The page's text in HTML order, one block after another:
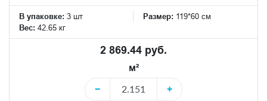
В упаковке: 3 шт Размер: 119*60 см
Вес: 42.65 кг
2 869.44 руб.
м²
−
+